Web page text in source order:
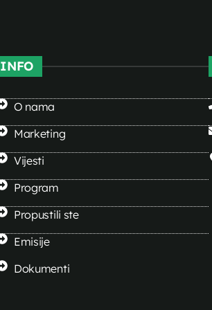
INFO
O nama
Marketing
Vijesti
Program
Propustili ste
Emisije
Dokumenti